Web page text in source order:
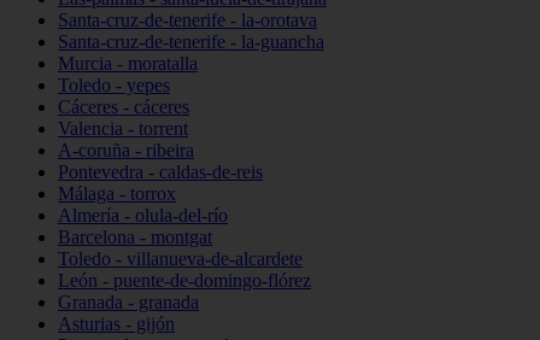
Santa-cruz-de-tenerife - la-orotava
Santa-cruz-de-tenerife - la-guancha
Murcia - moratalla
Toledo - yepes
Cáceres - cáceres
Valencia - torrent
A-coruña - ribeira
Pontevedra - caldas-de-reis
Málaga - torrox
Almería - olula-del-río
Barcelona - montgat
Toledo - villanueva-de-alcardete
León - puente-de-domingo-flórez
Granada - granada
Asturias - gijón